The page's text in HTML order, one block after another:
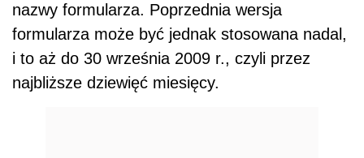
nazwy formularza. Poprzednia wersja
formularza może być jednak stosowana nadal,
i to aż do 30 września 2009 r., czyli przez
najbliższe dziewięć miesięcy.